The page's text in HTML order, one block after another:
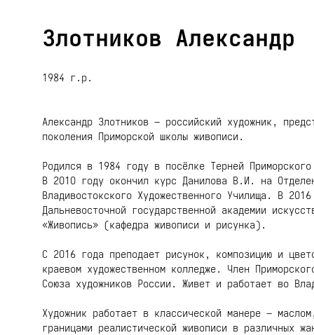
Злотников Александр
1984 г.р.
Александр Злотников – российский художник,
поколения Приморской школы живописи.
Родился в 1984 году в посёлке Терней
В 2О1О году окончил курс Данилова В.И. на
Владивостокского Художественного Училища. В
Дальневосточной государственной академии
«Живопись» (кафедра живописи и рисунка).
С 2О16 года преподает рисунок, композицию и
краевом художественном колледже. Член
Союза художников России. Живет и работает во
Художник работает в классической манере –
границами реалистической живописи в различных